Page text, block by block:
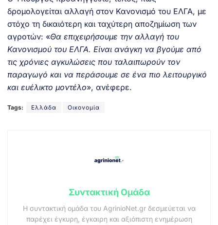
δρομολογείται αλλαγή στον Κανονισμό του ΕΛΓΑ, με
στόχο τη δικαιότερη και ταχύτερη αποζημίωση των
αγροτών: «Θα επιχειρήσουμε την αλλαγή του
Κανονισμού του ΕΛΓΑ. Είναι ανάγκη να βγούμε από
τις χρόνιες αγκυλώσεις που ταλαιπωρούν τον
παραγωγό και να περάσουμε σε ένα πιο λειτουργικό
και ευέλικτο μοντέλο», ανέφερε.
Tags: Ελλάδα Οικονομία
Συντακτική Ομάδα
Η συντακτική ομάδα του AgrinioNet.gr δεσμεύεται να
παρέχει έγκυρη, έγκαιρη και αξιόπιστη ενημέρωση